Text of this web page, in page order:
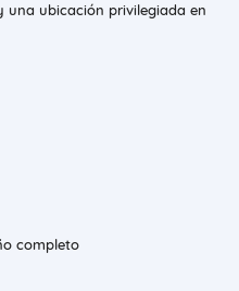
una ubicación privilegiada en
completo